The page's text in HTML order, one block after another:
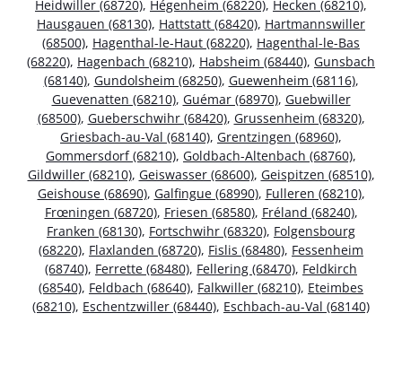
Heidwiller (68720), Hégenheim (68220), Hecken (68210),
Hausgauen (68130), Hattstatt (68420), Hartmannswiller
(68500), Hagenthal-le-Haut (68220), Hagenthal-le-Bas
(68220), Hagenbach (68210), Habsheim (68440), Gunsbach
(68140), Gundolsheim (68250), Guewenheim (68116),
Guevenatten (68210), Guémar (68970), Guebwiller
(68500), Gueberschwihr (68420), Grussenheim (68320),
Griesbach-au-Val (68140), Grentzingen (68960),
Gommersdorf (68210), Goldbach-Altenbach (68760),
Gildwiller (68210), Geiswasser (68600), Geispitzen (68510),
Geishouse (68690), Galfingue (68990), Fulleren (68210),
Frœningen (68720), Friesen (68580), Fréland (68240),
Franken (68130), Fortschwihr (68320), Folgensbourg
(68220), Flaxlanden (68720), Fislis (68480), Fessenheim
(68740), Ferrette (68480), Fellering (68470), Feldkirch
(68540), Feldbach (68640), Falkwiller (68210), Eteimbes
(68210), Eschentzwiller (68440), Eschbach-au-Val (68140)